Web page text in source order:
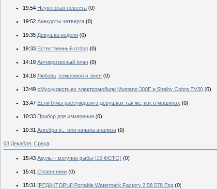
19:54 Неуклюжая невеста (0)
19:52 Анекдоты четверга (0)
19:35 Девушка недели (0)
19:33 Естественный отбор (0)
14:19 Антикризисный план (0)
14:18 Любовь, комсомол и змея (0)
13:49 «Мускулистые» электромобили Mustang 300E и Shelby Cobra EV30 (0)
13:47 Если б мы рассуждали о девушках так же, как о машинах (0)
10:33 Прибор для измерения (0)
10:31 Алгебра и... или начала анализа (0)
03 Декабря, Среда
15:43 Акулы - могучие рыбы (15 ФОТО) (0)
15:41 Словесники (0)
15:31 [РЕДАКТОРЫ] Portable Watermark Factory 2.58.578 Eng (0)